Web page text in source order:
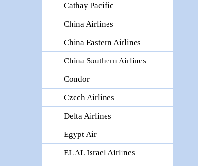
Cathay Pacific
China Airlines
China Eastern Airlines
China Southern Airlines
Condor
Czech Airlines
Delta Airlines
Egypt Air
EL AL Israel Airlines